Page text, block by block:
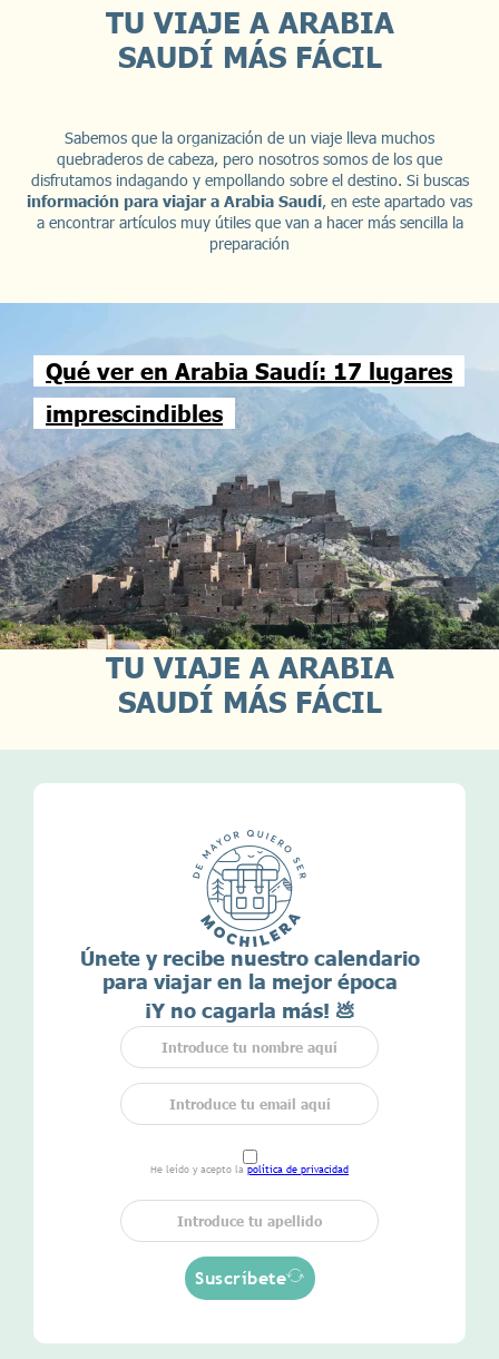
TU VIAJE A ARABIA
SAUDÍ MÁS FÁCIL
Sabemos que la organización de un viaje lleva muchos
quebraderos de cabeza, pero nosotros somos de los que
disfrutamos indagando y empollando sobre el destino. Si buscas
información para viajar a Arabia Saudí, en este apartado vas
a encontrar artículos muy útiles que van a hacer más sencilla la
preparación
Qué ver en Arabia Saudí: 17 lugares
imprescindibles
TU VIAJE A ARABIA
SAUDÍ MÁS FÁCIL
Únete y recibe nuestro calendario
para viajar en la mejor época
¡Y no cagarla más! 💩
He leído y acepto la política de privacidad
Suscríbete